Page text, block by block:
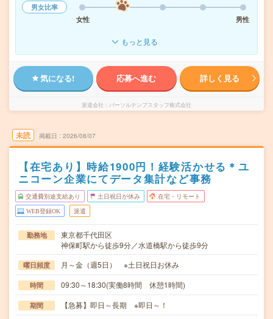
男女比率
女性
男性
もっと見る
気になる! 応募へ進む 詳しく見る
派遣会社 パーソルテンプスタッフ株式会社
未読 掲載日 2026/08/07
【在宅あり】時給1900円！経験活かせる＊ユ
ニコーン企業にてデータ集計など事務
交通費別途支給あり 土日祝日が休み 在宅・リモート
WEB登録OK 派遣
勤務地
東京都千代田区
神保町駅から徒歩9分／水道橋駅から徒歩9分
曜日頻度 月～金（週5日） ※土日祝日お休み
時間 09:30～18:30(実働8時間 休憩1時間)
期間 【急募】即日～長期 ※即日～！